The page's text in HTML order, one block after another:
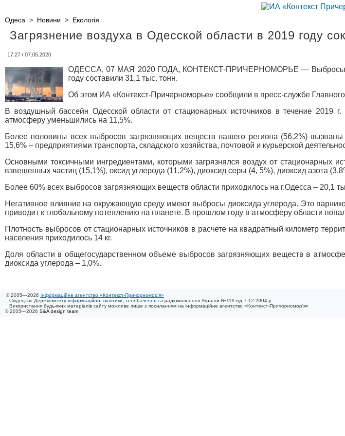
Одеса > Новини > Екологія
Загрязнение воздуха в Одесской области в 2019 году
17:27 / 07.05.2020
ОДЕССА, 07 МАЯ 2020 ГОДА, КОНТЕКСТ-ПРИЧЕРНОМОРЬЕ — Выбросы
году составили 31,1 тыс. тонн.
Об этом ИА «Контекст-Причерноморье» сообщили в пресс-службе
В воздушный бассейн Одесской области от стационарных источников в течение
атмосферу уменьшились на 11,5%.
Более половины всех выбросов загрязняющих веществ нашего региона (56,2%) вызваны
15,6% – предприятиями транспорта, складского хозяйства, почтовой и курьерской
Основными токсичными ингредиентами, которыми загрязнялся воздух от стационарных
взвешенных частиц (15,1%), оксид углерода (11,2%), диоксид серы (4, 5%), диоксид азота
Более 60% всех выбросов загрязняющих веществ области приходилось на г.Одесса – 20,1
Негативное влияние на окружающую среду имеют выбросы диоксида углерода. Это
приводит к глобальному потеплению на планете. В прошлом году в атмосферу области
Плотность выбросов от стационарных источников в расчете на квадратный километр
населения приходилось 14 кг.
Доля области в общегосударственном объеме выбросов загрязняющих веществ в
диоксида углерода – 1,0%.
© 2005—2026 Інформаційне агентство «Контекст-Причорномор'я»
Свідоцтво Держкомітету інформаційної політики, телебачення та радіомовлення України №119 від 7.12.2004 р.
Використання будь-яких матеріалів сайту можливе лише з посиланням на інформаційне агентство «Контекст-Причорномор'я»
© 2005—2026 S&A design team